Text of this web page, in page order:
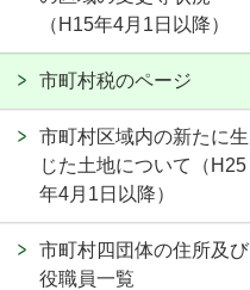
（H15年4月1日以降）
市町村税のページ
市町村区域内の新たに生
じた土地について（H25
年4月1日以降）
市町村四団体の住所及び
役職員一覧